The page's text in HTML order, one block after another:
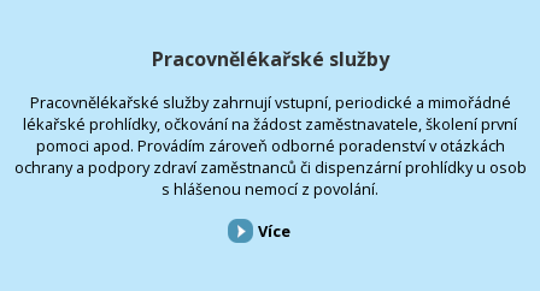
Pracovnělékařské služby
Pracovnělékařské služby zahrnují vstupní, periodické a mimořádné
lékařské prohlídky, očkování na žádost zaměstnavatele, školení první
pomoci apod. Provádím zároveň odborné poradenství v otázkách
ochrany a podpory zdraví zaměstnanců či dispenzární prohlídky u osob
s hlášenou nemocí z povolání.
Více